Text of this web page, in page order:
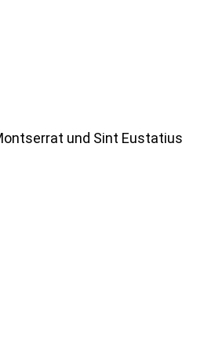
und Sint Eustatius